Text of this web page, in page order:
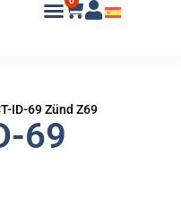
ID-69 Zünd Z69
69